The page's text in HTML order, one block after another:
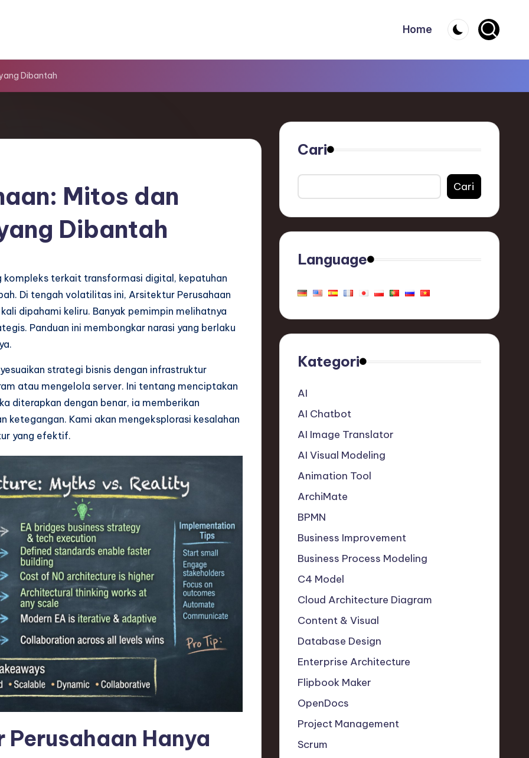
Home
Dibantah
Mitos dan
Dibantah
kompleks terkait transformasi digital, kepatuhan
Di tengah volatilitas ini, Arsitektur Perusahaan
dipahami keliru. Banyak pemimpin melihatnya
Panduan ini membongkar narasi yang berlaku
strategi bisnis dengan infrastruktur
atau mengelola server. Ini tentang menciptakan
diterapkan dengan benar, ia memberikan
ketegangan. Kami akan mengeksplorasi kesalahan
yang efektif.
Hanya
Cari
Cari
Language
Kategori
AI
AI Chatbot
AI Image Translator
AI Visual Modeling
Animation Tool
ArchiMate
BPMN
Business Improvement
Business Process Modeling
C4 Model
Cloud Architecture Diagram
Content & Visual
Database Design
Enterprise Architecture
Flipbook Maker
OpenDocs
Project Management
Scrum